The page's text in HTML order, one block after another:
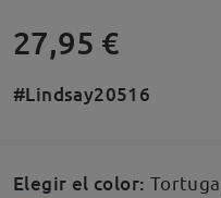
27,95 €
#Lindsay20516
Elegir el color: